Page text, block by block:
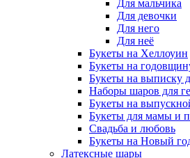
Для мальчика
Для девочки
Для него
Для неё
Букеты на Хеллоуин
Букеты на
Букеты на выписку
Наборы шаров для
Букеты на
Букеты для мамы и
Свадьба и любовь
Букеты на Новый
Латексные шары